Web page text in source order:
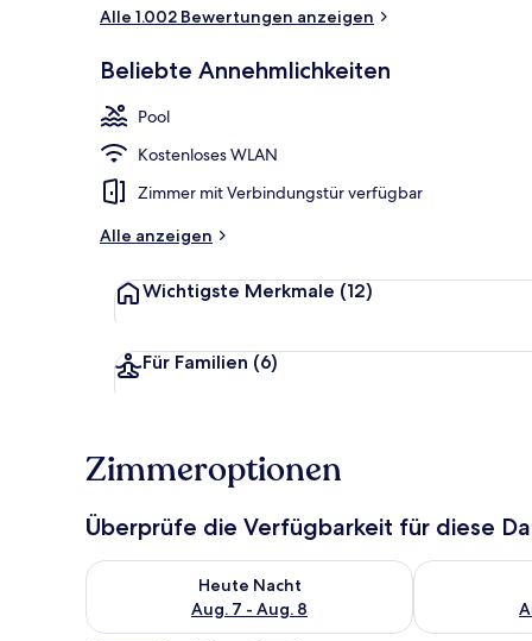
Alle 1.002 Bewertungen anzeigen
Beliebte Annehmlichkeiten
Pool
Kostenloses WLAN
Zimmer mit Verbindungstür verfügbar
Alle anzeigen
Wichtigste Merkmale (12)
Für Familien (6)
Zimmeroptionen
Überprüfe die Verfügbarkeit für diese
Heute Nacht
Aug. 7 - Aug. 8
Überprüfe die Verfügbarkeit für heute Nacht, Aug. 7
Überprüfe